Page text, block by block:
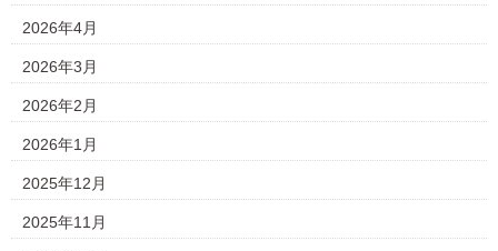
2026年4月
2026年3月
2026年2月
2026年1月
2025年12月
2025年11月